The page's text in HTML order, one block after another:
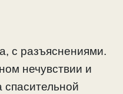
с разъяснениями.
нечувствии и